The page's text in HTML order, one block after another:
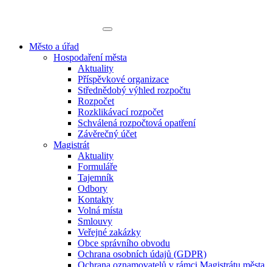
Město a úřad
Hospodaření města
Aktuality
Příspěvkové organizace
Střednědobý výhled rozpočtu
Rozpočet
Rozklikávací rozpočet
Schválená rozpočtová opatření
Závěrečný účet
Magistrát
Aktuality
Formuláře
Tajemník
Odbory
Kontakty
Volná místa
Smlouvy
Veřejné zakázky
Obce správního obvodu
Ochrana osobních údajů (GDPR)